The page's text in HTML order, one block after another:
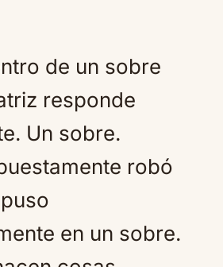
de un sobre
responde
Un sobre.
robó
en un sobre.